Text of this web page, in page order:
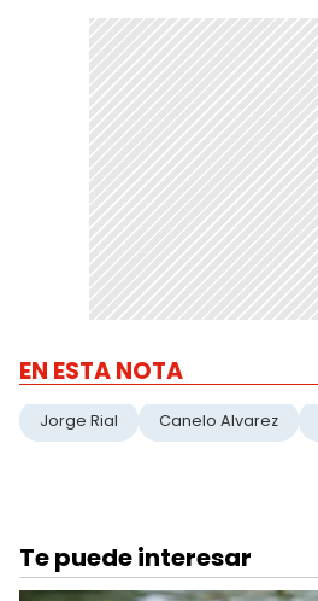
EN ESTA NOTA
Jorge Rial Canelo Alvarez